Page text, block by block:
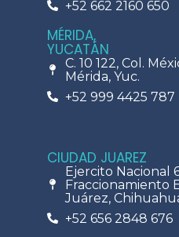
+52 662 2160 650
MÉRIDA,
YUCATÁN
C. 10 122, Col.
Mérida, Yuc.
+52 999 4425 787
CIUDAD JUAREZ
Ejercito Nacional
Fraccionamiento
Juárez,
+52 656 2848 676